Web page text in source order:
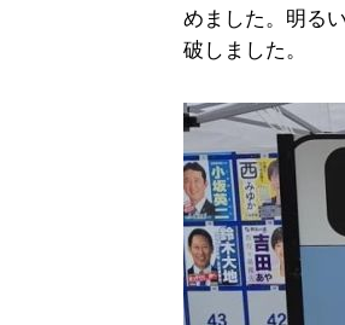
めました。明る
破しました。